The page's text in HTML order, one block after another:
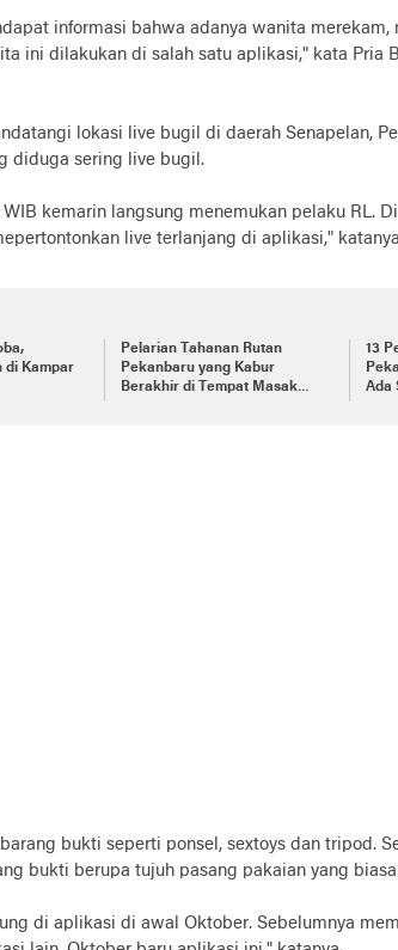
informasi bahwa adanya wanita merekam,
ini dilakukan di salah satu aplikasi," kata Pria
lokasi live bugil di daerah Senapelan,
diduga sering live bugil.
WIB kemarin langsung menemukan pelaku RL.
live terlanjang di aplikasi,"
di Kampar
Pelarian Tahanan Rutan
Pekanbaru yang Kabur
Berakhir di Tempat Masak
13
Ada
bukti seperti ponsel, sextoys dan tripod.
bukti berupa tujuh pasang pakaian yang
di aplikasi di awal Oktober. Sebelumnya